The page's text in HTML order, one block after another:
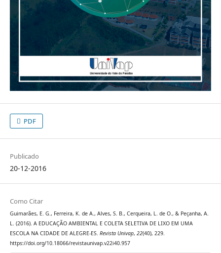
PDF
Publicado
20-12-2016
Como Citar
Guimarães, E. G., Ferreira, K. de A., Alves, S. B., Cerqueira, L. de O., & Peçanha, A.
L. (2016). A EDUCAÇÃO AMBIENTAL E COLETA SELETIVA DE LIXO EM UMA
ESCOLA NA CIDADE DE ALEGRE-ES. Revista Univap, 22(40), 229.
https://doi.org/10.18066/revistaunivap.v22i40.957